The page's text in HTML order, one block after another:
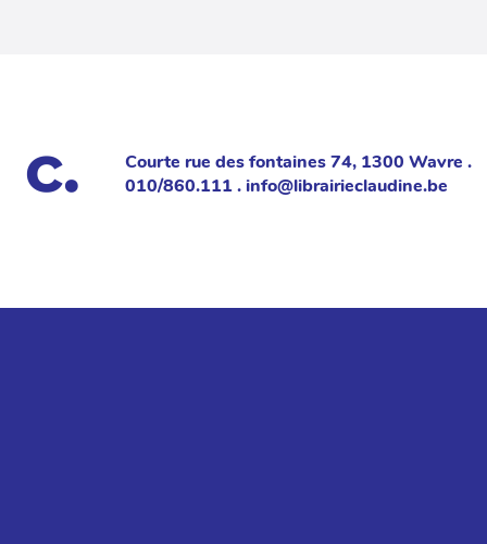
Courte rue des fontaines 74, 1300 Wavre .
010/860.111 . info@librairieclaudine.be